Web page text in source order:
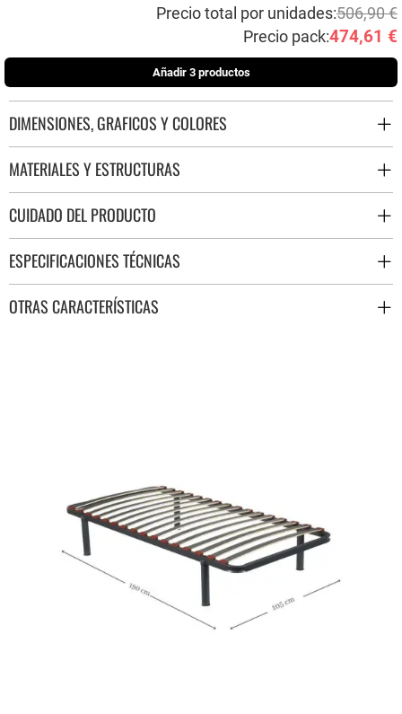
Precio total por unidades:506,90 €
Precio pack:474,61 €
Añadir 3 productos
DIMENSIONES, GRAFICOS Y COLORES
MATERIALES Y ESTRUCTURAS
CUIDADO DEL PRODUCTO
ESPECIFICACIONES TÉCNICAS
OTRAS CARACTERÍSTICAS